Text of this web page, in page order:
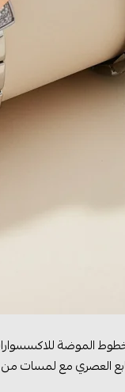
للاكسسوارات
العصري مع لمسات من